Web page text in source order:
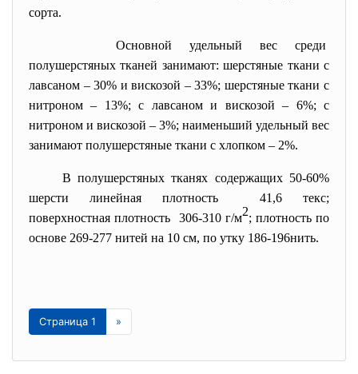
сорта.
Основной удельный вес среди
полушерстяных тканей занимают: шерстяные ткани с
лавсаном – 30% и вискозой – 33%; шерстяные ткани с
нитроном – 13%; с лавсаном и вискозой – 6%; с
нитроном и вискозой – 3%; наименьший удельный вес
занимают полушерстяные ткани с хлопком – 2%.
В полушерстяных тканях содержащих 50-60%
шерсти линейная плотность 41,6 текс;
поверхностная плотность 306-310 г/м2; плотность по
основе 269-277 нитей на 10 см, по утку 186-196нить.
Страница 1 »